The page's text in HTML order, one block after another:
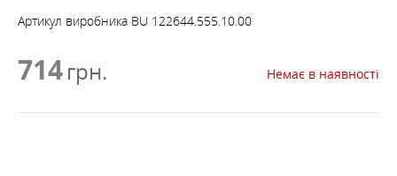
Артикул виробника BU 122644.555.10.00
714грн. Немає в наявності